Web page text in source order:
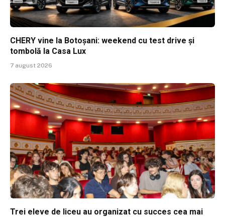
CHERY vine la Botoșani: weekend cu test drive și
tombolă la Casa Lux
7 august 2026
Trei eleve de liceu au organizat cu succes cea mai